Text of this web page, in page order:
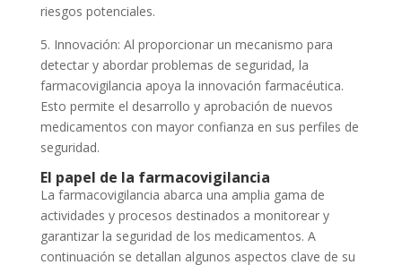
riesgos potenciales.
5. Innovación: Al proporcionar un mecanismo para
detectar y abordar problemas de seguridad, la
farmacovigilancia apoya la innovación farmacéutica.
Esto permite el desarrollo y aprobación de nuevos
medicamentos con mayor confianza en sus perfiles de
seguridad.
El papel de la farmacovigilancia
La farmacovigilancia abarca una amplia gama de
actividades y procesos destinados a monitorear y
garantizar la seguridad de los medicamentos. A
continuación se detallan algunos aspectos clave de su